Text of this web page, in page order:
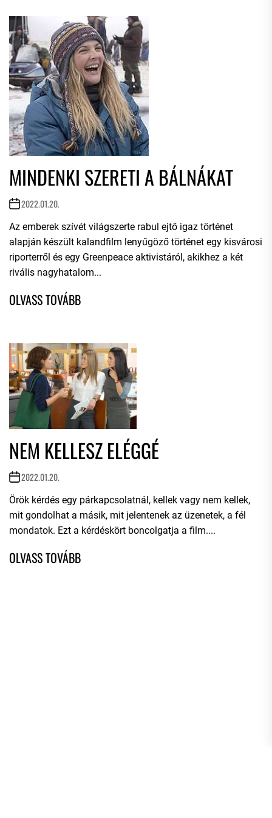
MINDENKI SZERETI A BÁLNÁKAT
2022.01.20.
Az emberek szívét világszerte rabul ejtő igaz történet
alapján készült kalandfilm lenyűgöző történet egy kisvárosi
riporterről és egy Greenpeace aktivistáról, akikhez a két
rivális nagyhatalom...
NEM KELLESZ ELÉGGÉ
2022.01.20.
Örök kérdés egy párkapcsolatnál, kellek vagy nem kellek,
mit gondolhat a másik, mit jelentenek az üzenetek, a fél
mondatok. Ezt a kérdéskört boncolgatja a film....